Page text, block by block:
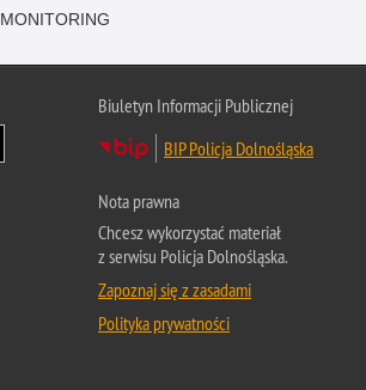
MONITORING
Biuletyn Informacji Publicznej
BIP Policja Dolnośląska
Nota prawna
Chcesz wykorzystać materiał
z serwisu Policja Dolnośląska.
Zapoznaj się z zasadami
Polityka prywatności